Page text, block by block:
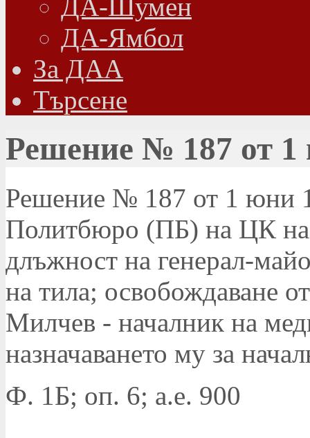
ДА-Шумен
ДА-Ямбол
Зa ДАА
Търсене
Решение № 187 от 1
Решение № 187 от 1 юни
Политбюро (ПБ) на ЦК на
длъжност на генерал-
на тила; освобождаване
Милчев - началник на
назначаването му за
Ф. 1Б; оп. 6; а.е. 900